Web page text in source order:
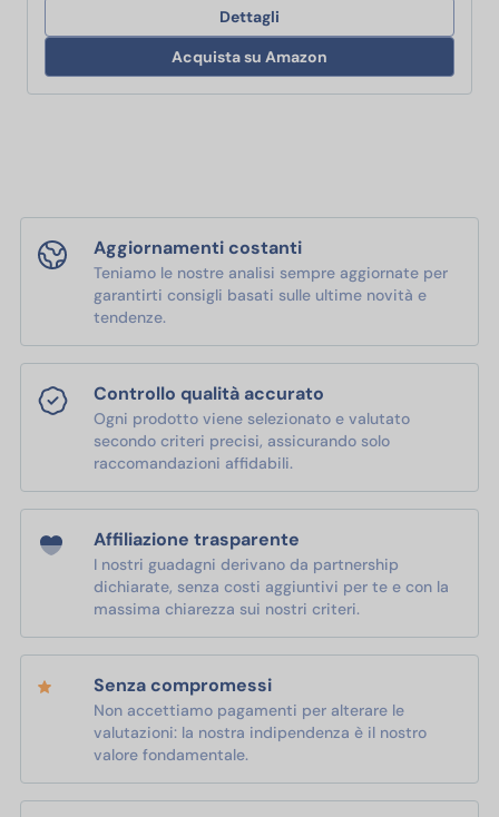
Dettagli
Acquista su Amazon
Aggiornamenti costanti
Teniamo le nostre analisi sempre aggiornate per
garantirti consigli basati sulle ultime novità e
tendenze.
Controllo qualità accurato
Ogni prodotto viene selezionato e valutato
secondo criteri precisi, assicurando solo
raccomandazioni affidabili.
Affiliazione trasparente
I nostri guadagni derivano da partnership
dichiarate, senza costi aggiuntivi per te e con la
massima chiarezza sui nostri criteri.
Senza compromessi
Non accettiamo pagamenti per alterare le
valutazioni: la nostra indipendenza è il nostro
valore fondamentale.